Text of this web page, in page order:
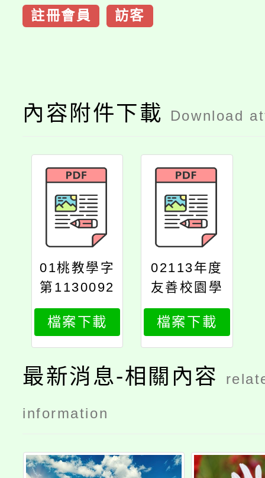
註冊會員 訪客
內容附件下載 Download
01桃教學字
第1130092
610號
檔案下載
02113年度
友善校園學
生事務與輔
導工作─性
別平等教育
資源中心研
習規劃表
檔案下載
最新消息-相關內容
information